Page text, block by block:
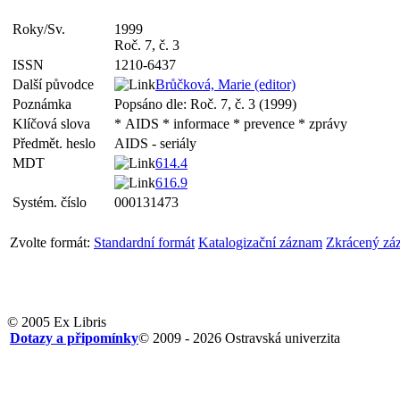
Roky/Sv.
1999
Roč. 7, č. 3
ISSN
1210-6437
Další původce
Brůčková, Marie (editor)
Poznámka
Popsáno dle: Roč. 7, č. 3 (1999)
Klíčová slova
* AIDS * informace * prevence * zprávy
Předmět. heslo
AIDS - seriály
MDT
614.4
616.9
Systém. číslo
000131473
Zvolte formát: Standardní formát Katalogizační záznam Zkrácený
© 2005 Ex Libris
© 2009 - 2026 Ostravská univerzita
Dotazy a připomínky